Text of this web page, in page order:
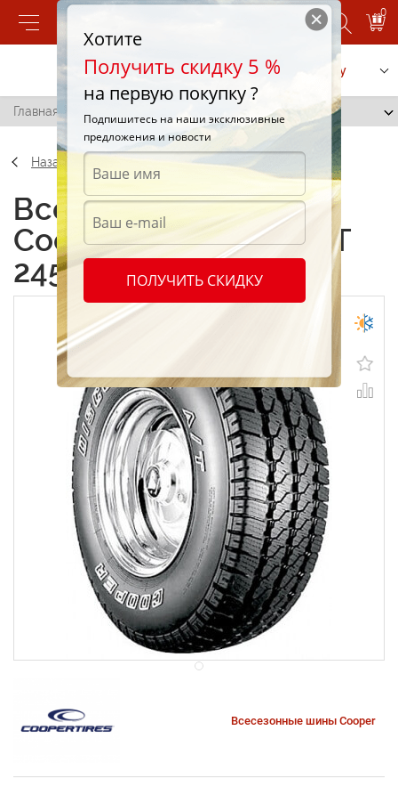
0
Позвонить Заказать услугу
Главная / Cooper Discoverer A/T 245/65 R17 107S
Назад
Всесезонные шины
Cooper Discoverer A/T
245/65 R17 107S
Всесезонные шины Cooper
Хотите
Получить скидку 5 %
на первую покупку ?
Подпишитесь на наши эксклюзивные
предложения и новости
ПОЛУЧИТЬ СКИДКУ